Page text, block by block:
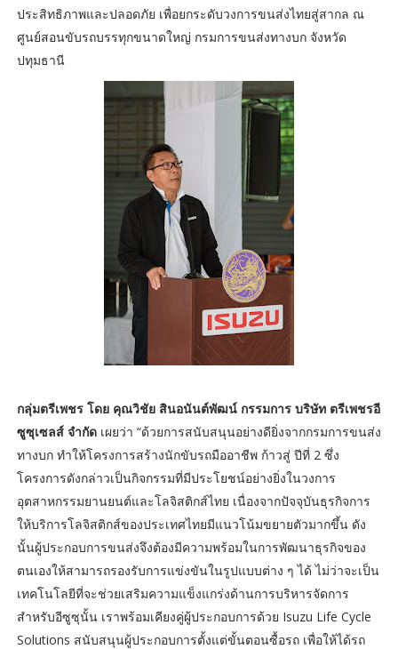
ประสิทธิภาพและปลอดภัย เพื่อยกระดับวงการขนส่งไทยสู่สากล ณ
ศูนย์สอนขับรถบรรทุกขนาดใหญ่ กรมการขนส่งทางบก จังหวัด
ปทุมธานี
กลุ่มตรีเพชร โดย คุณวิชัย สินอนันต์พัฒน์ กรรมการ บริษัท ตรีเพชรอี
ซูซุเซลส์ จำกัดเผยว่า “ด้วยการสนับสนุนอย่างดียิ่งจากกรมการขนส่ง
ทางบก ทำให้โครงการสร้างนักขับรถมืออาชีพ ก้าวสู่ ปีที่ 2 ซึ่ง
โครงการดังกล่าวเป็นกิจกรรมที่มีประโยชน์อย่างยิ่งในวงการ
อุตสาหกรรมยานยนต์และโลจิสติกส์ไทย เนื่องจากปัจจุบันธุรกิจการ
ให้บริการโลจิสติกส์ของประเทศไทยมีแนวโน้มขยายตัวมากขึ้น ดัง
นั้นผู้ประกอบการขนส่งจึงต้องมีความพร้อมในการพัฒนาธุรกิจของ
ตนเองให้สามารถรองรับการแข่งขันในรูปแบบต่าง ๆ ได้ ไม่ว่าจะเป็น
เทคโนโลยีที่จะช่วยเสริมความแข็งแกร่งด้านการบริหารจัดการ
สำหรับอีซูซุนั้น เราพร้อมเคียงคู่ผู้ประกอบการด้วย Isuzu Life Cycle
Solutions สนับสนุนผู้ประกอบการตั้งแต่ขั้นตอนซื้อรถ เพื่อให้ได้รถ